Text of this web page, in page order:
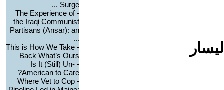
Surge ...
-
The Experience of
the Iraqi Communist
Partisans (Ansar): an
...
-
This is How We Take
Back What’s Ours
-
Is It (Still) Un-
American to Care?
-
Where Vet to Cop